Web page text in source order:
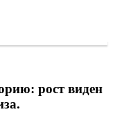
рост виден